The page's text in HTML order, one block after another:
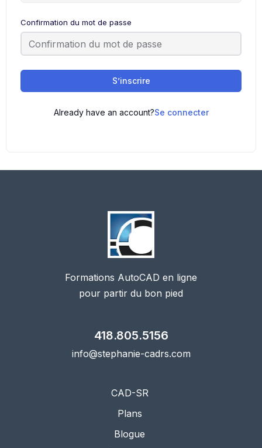
Confirmation du mot de passe
S’inscrire
Already have an account?Se connecter
Formations AutoCAD en ligne
pour partir du bon pied
418.805.5156
info@stephanie-cadrs.com
CAD-SR
Plans
Blogue